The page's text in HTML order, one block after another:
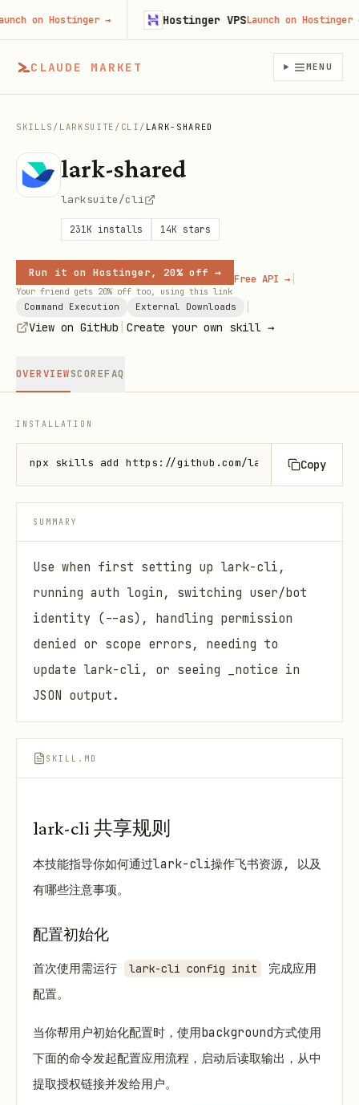
CLAUDE MARKET MENU
SKILLS / LARKSUITE / CLI / LARK-SHARED
lark-shared
larksuite/cli
231K installs 14K stars
Run it on Hostinger, 20% off →
Your friend gets 20% off too, using this link
Free API → |
Command Execution External Downloads
View on GitHub Create your own skill →
OVERVIEWSCOREFAQ
INSTALLATION
npx skills add https://github.com/larksuite/cli --
Copy
SUMMARY
Use when first setting up lark-cli,
running auth login, switching user/bot
identity (--as), handling permission
denied or scope errors, needing to
update lark-cli, or seeing _notice in
JSON output.
SKILL.MD
lark-cli 共享规则
本技能指导你如何通过lark-cli操作飞书资源, 以及
有哪些注意事项。
配置初始化
首次使用需运行 lark-cli config init
完成应用
配置。
当你帮用户初始化配置时，使用background方式使用
下面的命令发起配置应用流程，启动后读取输出，从中
提取授权链接并发给用户。
on Hostinger→ Hostinger VPS Launch on Hostinger→